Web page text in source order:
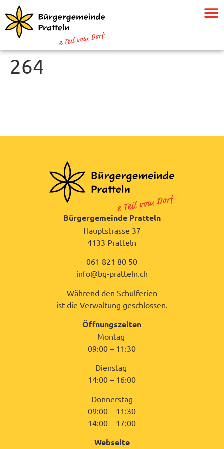
264
Bürgergemeinde Pratteln
Hauptstrasse 37
4133 Pratteln
061 821 80 50
info@bg-pratteln.ch
Während den Schulferien
ist die Verwaltung geschlossen.
Öffnungszeiten
Montag
09:00 – 11:30
Dienstag
14:00 – 16:00
Donnerstag
09:00 – 11:30
14:00 – 17:00
Webseite